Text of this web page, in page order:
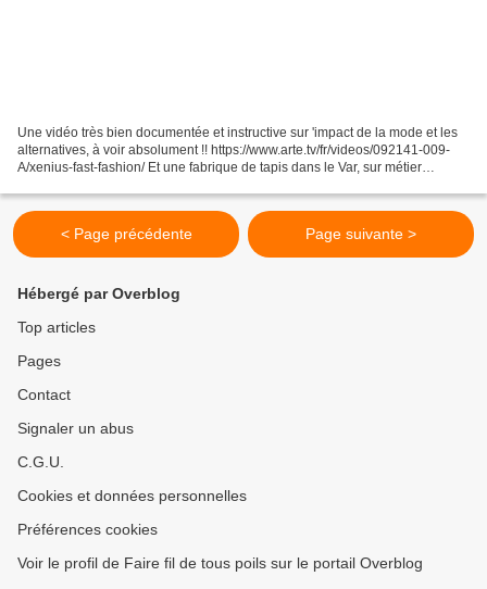
Une vidéo très bien documentée et instructive sur 'impact de la mode et les
alternatives, à voir absolument !! https://www.arte.tv/fr/videos/092141-009-
A/xenius-fast-fashion/ Et une fabrique de tapis dans le Var, sur métier
< Page précédente Page suivante >
Hébergé par Overblog
Top articles
Pages
Contact
Signaler un abus
C.G.U.
Cookies et données personnelles
Préférences cookies
Voir le profil de Faire fil de tous poils sur le portail Overblog